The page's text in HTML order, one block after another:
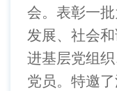
会。表彰一
发展、社会
进基层党组
党员。特邀